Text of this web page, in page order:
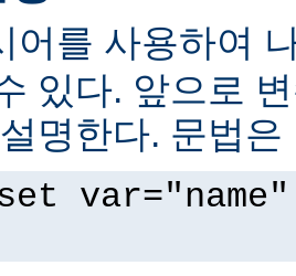
어를 사용하여
있다. 앞으로
명한다. 문법은